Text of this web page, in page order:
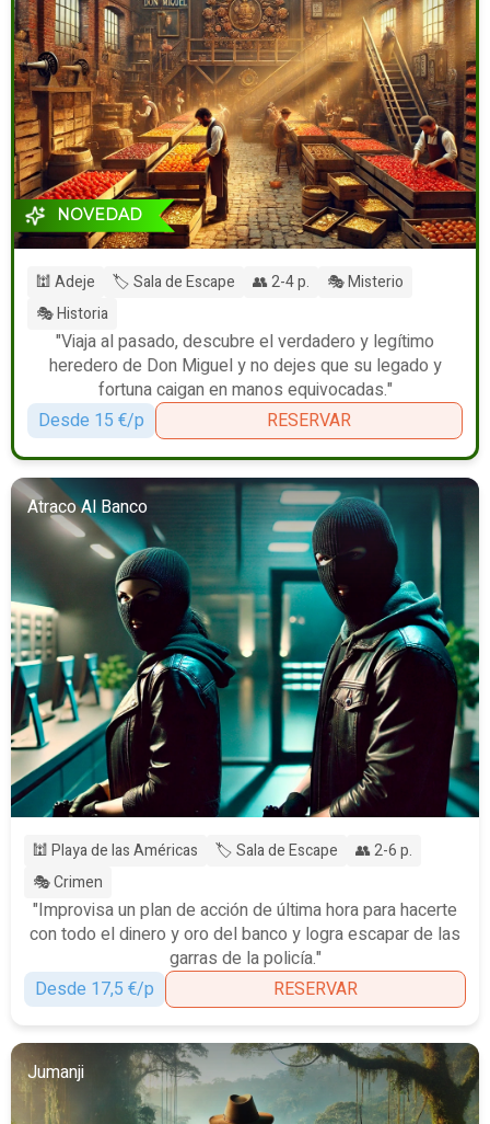
NOVEDAD
🕍 Adeje 🏷️ Sala de Escape 👥 2-4 p.
🎭 Misterio
🎭 Historia
"Viaja al pasado, descubre el verdadero y legítimo
heredero de Don Miguel y no dejes que su legado y
fortuna caigan en manos equivocadas."
Desde 15 €/p
RESERVAR
Atraco Al Banco
🕍 Playa de las Américas 🏷️ Sala de Escape
👥 2-6 p.
🎭 Crimen
"Improvisa un plan de acción de última hora para hacerte
con todo el dinero y oro del banco y logra escapar de las
garras de la policía."
Desde 17,5 €/p
RESERVAR
Jumanji